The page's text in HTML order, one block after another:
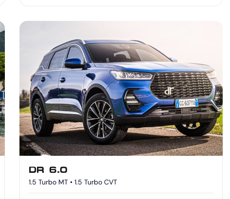
DR 6.0
1.5 Turbo MT • 1.5 Turbo CVT